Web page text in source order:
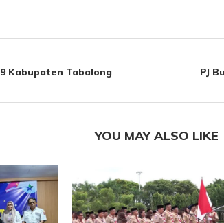
Kabupaten Tabalong
PJ
YOU MAY ALSO LIKE